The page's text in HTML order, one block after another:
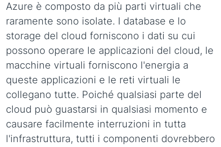
Azure è composto da più parti virtuali che
raramente sono isolate. I database e lo
storage del cloud forniscono i dati su cui
possono operare le applicazioni del cloud, le
macchine virtuali forniscono l'energia a
queste applicazioni e le reti virtuali le
collegano tutte. Poiché qualsiasi parte del
cloud può guastarsi in qualsiasi momento e
causare facilmente interruzioni in tutta
l'infrastruttura, tutti i componenti dovrebbero